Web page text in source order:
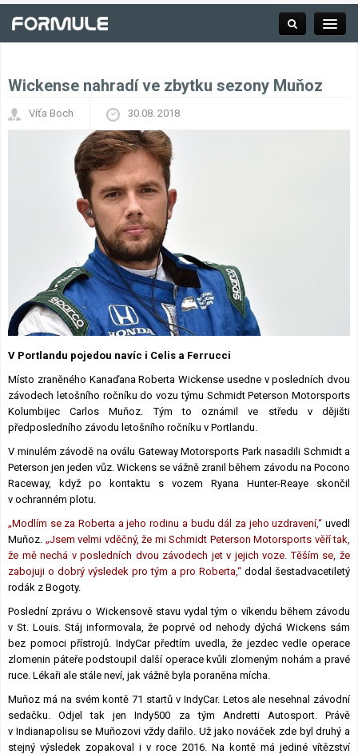
Lexikon F1
Wickense nahradí ve zbytku sezony Muňoz
Víťa Boch 30.08. 2018
V Portlandu pojedou navíc i Celis a Ferrucci
Místo zraněného Kanaďana Roberta Wickense usedne v posledních dvou
závodech letošního ročníku do vozu týmu Schmidt Peterson Motorsports
Kolumbijec Carlos Muňoz. Tým to oznámil ve středu v dějišti
předposledního závodu letošního ročníku v Portlandu.
V minulém závodě na oválu Gateway Motorsports Park nasadili Schmidt a
Peterson jen jeden vůz. Wickens se vážně zranil během závodu na Pocono
Raceway, když po kontaktu s vozem Ryana Hunter-Reaye skončil
v ochranném plotu.
„Modlím se za Roberta a jeho rodinu a budu dál za jeho uzdravení,“ uvedl
Muňoz. „Jsem velmi vděčný, že mi Schmidt Peterson Motorsports věří tak,
že mě nechá v posledních dvou závodech jet v jejich voze. Těším se, že
zabojuji o dobrý výsledek pro tým a pro Roberta,“ dodal šestadvacetiletý
rodák z Bogoty.
Poslední zprávu o Wickensově stavu vydal tým o víkendu během závodu
v St. Louis. Stáj informovala, že poprvé od nehody dýchá Wickens sám
bez pomoci přístrojů. IndyCar předtím uvedla, že jezdec vedle operace
zlomenin páteře podstoupil další operace kvůli zlomeným nohám a pravé
ruce. Lékaři ale stále neví, jak vážně byla poraněna mícha.
Muňoz má na svém kontě 71 startů v IndyCar. Letos ale nesehnal závodní
sedačku. Odjel tak jen Indy500 za tým Andretti Autosport. Právě
v Indianapolisu se Muňozovi vždy dařilo. Už jako nováček zde byl druhý a
stejný výsledek zopakoval i v roce 2016. Na kontě má jediné vítězství